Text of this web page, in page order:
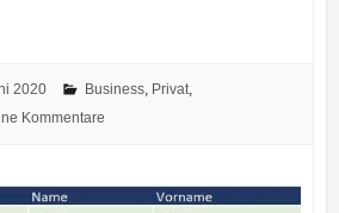
2020 Business, Privat,
Kommentare